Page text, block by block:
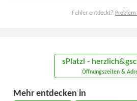
Fehler entdeckt?
sPlatzl -
Öffnungszeiten &
Mehr entdecken in